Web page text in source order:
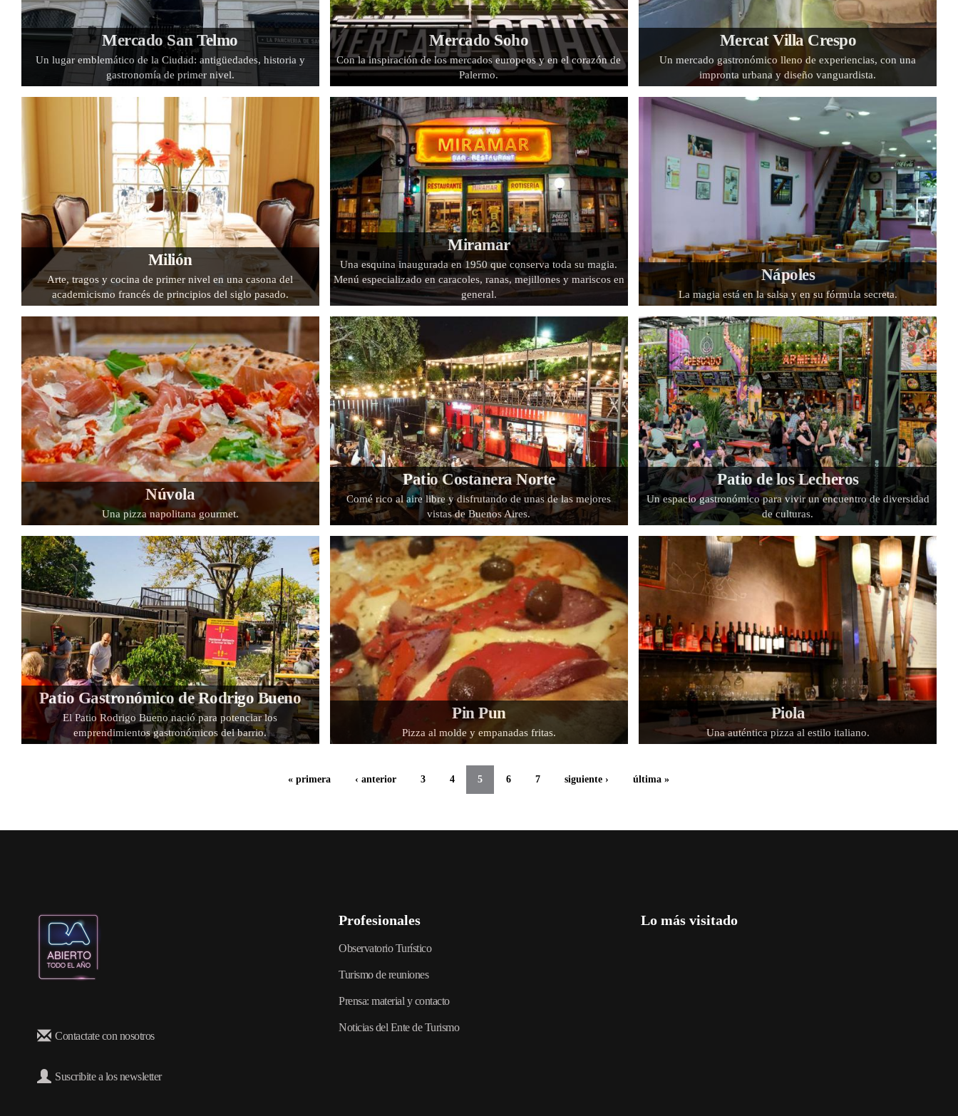
Mercado San Telmo
Un lugar emblemático de la Ciudad: antigüedades, historia y
gastronomía de primer nivel.
Mercado Soho
Con la inspiración de los mercados europeos y en el corazón de
Palermo.
Mercat Villa Crespo
Un mercado gastronómico lleno de experiencias, con una
impronta urbana y diseño vanguardista.
Milión
Arte, tragos y cocina de primer nivel en una casona del
academicismo francés de principios del siglo pasado.
Miramar
Una esquina inaugurada en 1950 que conserva toda su magia.
Menú especializado en caracoles, ranas, mejillones y mariscos en
general.
Nápoles
La magia está en la salsa y en su fórmula secreta.
Núvola
Una pizza napolitana gourmet.
Patio Costanera Norte
Comé rico al aire libre y disfrutando de unas de las mejores
vistas de Buenos Aires.
Patio de los Lecheros
Un espacio gastronómico para vivir un encuentro de diversidad
de culturas.
Patio Gastronómico de Rodrigo Bueno
El Patio Rodrigo Bueno nació para potenciar los
emprendimientos gastronómicos del barrio.
Pin Pun
Pizza al molde y empanadas fritas.
Piola
Una auténtica pizza al estilo italiano.
« primera ‹ anterior 3 4 5 6 7 siguiente › última »
Contactate con nosotros
Suscribite a los newsletter
Profesionales
Observatorio Turístico
Turismo de reuniones
Prensa: material y contacto
Noticias del Ente de Turismo
Lo más visitado